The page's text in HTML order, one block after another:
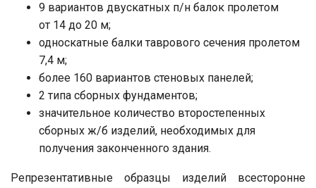
9 вариантов двускатных п/н балок пролетом
от 14 до 20 м;
односкатные балки таврового сечения пролетом
7,4 м;
более 160 вариантов стеновых панелей;
2 типа сборных фундаментов;
значительное количество второстепенных
сборных ж/б изделий, необходимых для
получения законченного здания.
Репрезентативные образцы изделий всесторонне